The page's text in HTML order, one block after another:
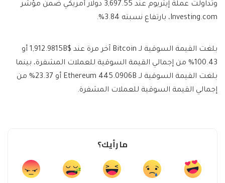
وتداولت عملة إيثريوم عند 3,697.55 دولار أمريكي ضمن مؤشر
Investing.com، بارتفاع نسبته 3.84%.
بلغت القيمة السوقية لـ Bitcoin آخر مرة عند $1,912.9815B أو
100.43% من إجمالي القيمة السوقية للعملات المشفرة، بينما
بلغت القيمة السوقية لـ Ethereum 445.0906B أو 23.37% من
إجمالي القيمة السوقية للعملات المشفرة.
ما رأيك؟